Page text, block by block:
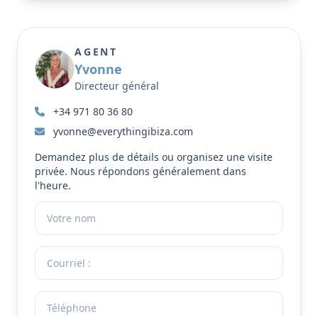
AGENT
Yvonne
Directeur général
+34 971 80 36 80
yvonne@everythingibiza.com
Demandez plus de détails ou organisez une visite
privée. Nous répondons généralement dans
l'heure.